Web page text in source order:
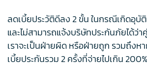
ลดเบี้ยประวัติดีลง 2 ขั้น ในกรณีเกิดอุบั
และไม่สามารถแจ้งบริษัทประกันภัยได้ว่า
เราจะเป็นฝ่ายผิด หรือฝ่ายถูก รวมถึงห
เบี้ยประกันรวม 2 ครั้งที่จ่ายไปเกิน